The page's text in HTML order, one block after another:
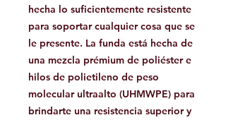
hecha lo suficientemente resistente
para soportar cualquier cosa que se
le presente. La funda está hecha de
una mezcla prémium de poliéster e
hilos de polietileno de peso
molecular ultraalto (UHMWPE) para
brindarte una resistencia superior y